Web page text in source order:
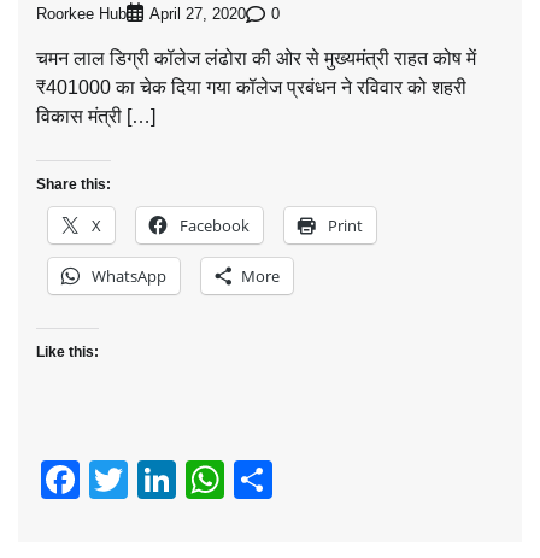
Roorkee Hub April 27, 2020 0
चमन लाल डिग्री कॉलेज लंढोरा की ओर से मुख्यमंत्री राहत कोष में
₹401000 का चेक दिया गया कॉलेज प्रबंधन ने रविवार को शहरी
विकास मंत्री […]
Share this:
X Facebook Print
WhatsApp More
Like this:
Facebook
TwitterLinkedIn
WhatsApp